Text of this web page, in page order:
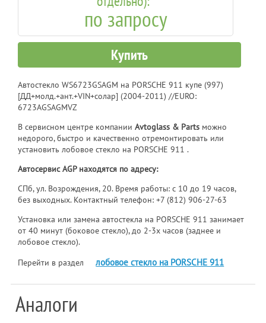
по запросу
Купить
Автостекло WS6723GSAGM на PORSCHE 911 купе (997)
[ДД+молд.+ант.+VIN+солар] (2004-2011) //EURO:
6723AGSAGMVZ
В сервисном центре компанииAvtoglass & Parts можно
недорого, быстро и качественно отремонтировать или
установить лобовое стекло на PORSCHE 911 .
Автосервис AGP находятся по адресу:
СПб, ул. Возрождения, 20. Время работы: с 10 до 19 часов,
без выходных. Контактный телефон:+7 (812) 906-27-63
Установка или замена автостекла на PORSCHE 911 занимает
от 40 минут (боковое стекло), до 2-3х часов (заднее и
лобовое стекло).
Перейти в раздел
лобовое стекло на PORSCHE 911
Аналоги